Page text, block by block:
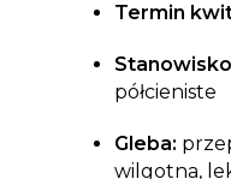
Termin
półcieniste
Gleba:
wilgotna,